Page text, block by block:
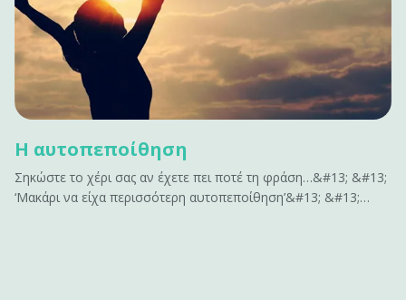
Η αυτοπεποίθηση
Σηκώστε το χέρι σας αν έχετε πει ποτέ τη φράση…&#13; &#13;
‘Μακάρι να είχα περισσότερη αυτοπεποίθηση’&#13; &#13;